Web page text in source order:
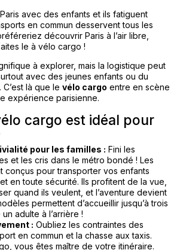
avec des enfants et ils fatiguent
en commun desservent tous les
découvrir Paris à l’air libre,
le à vélo cargo !
à explorer, mais la logistique peut
avec des jeunes enfants ou du
là que le vélo cargo entre en scène
expérience parisienne.
cargo est idéal pour
pour les familles : Fini les
et les cris dans le métro bondé ! Les
conçus pour transporter vos enfants
en toute sécurité. Ils profitent de la vue,
quand ils veulent, et l’aventure devient
permettent d’accueillir jusqu’à trois
adulte à l’arrière !
: Oubliez les contraintes des
en commun et la chasse aux taxis.
vous êtes maître de votre itinéraire.